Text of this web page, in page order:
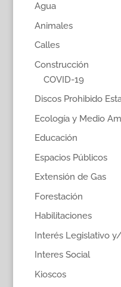
Agua
Animales
Calles
Construcción
COVID-19
Discos Prohibido
Ecología y Medio
Educación
Espacios Públicos
Extensión de Gas
Forestación
Habilitaciones
Interés Legislativo
Interes Social
Kioscos